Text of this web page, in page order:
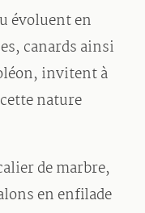
évoluent en
canards ainsi
invitent à
nature
de marbre,
en enfilade